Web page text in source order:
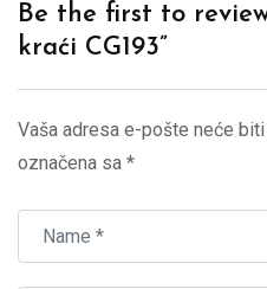
Be the first to
kraći CG193”
Vaša adresa e-pošte neće biti
označena sa *